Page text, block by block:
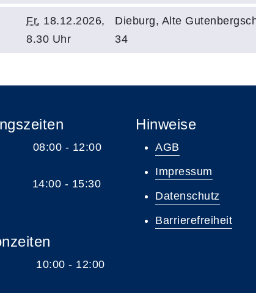
Fr. 18.12.2026,
8.30 Uhr
Dieburg, Alte
34
08:00 - 12:00
14:00 - 15:30
10:00 - 12:00
Hinweise
AGB
Impressum
Datenschutz
Barrierefreiheit